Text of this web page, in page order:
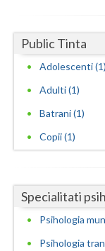
Mures
Neamt
Olt
Salaj
Sibiu
Public Tinta
Adolescenti (1)
Adulti (1)
Batrani (1)
Copii (1)
Specialitati
Psihologia
Psihologia